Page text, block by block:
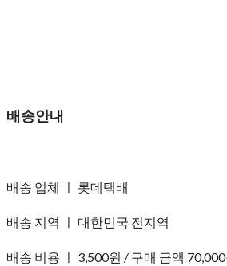
배송안내
배송 업체 ㅣ 롯데택배
배송 지역 ㅣ 대한민국 전지역
배송 비용 ㅣ 3,500원 / 구매 금액